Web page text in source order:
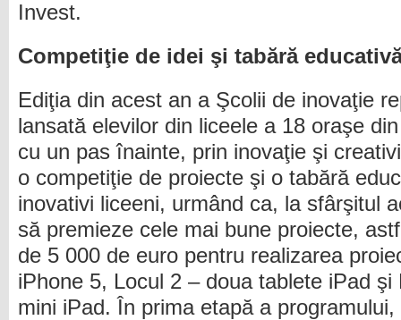
Invest.
Competiţie de idei şi tabără
Ediţia din acest an a Şcolii de inovaţie
lansată elevilor din liceele a 18 oraşe
cu un pas înainte, prin inovaţie şi
o competiţie de proiecte şi o tabără
inovativi liceeni, urmând ca, la sfârşitul
să premieze cele mai bune proiecte,
de 5 000 de euro pentru realizarea
iPhone 5, Locul 2 – doua tablete iPad
mini iPad. În prima etapă a